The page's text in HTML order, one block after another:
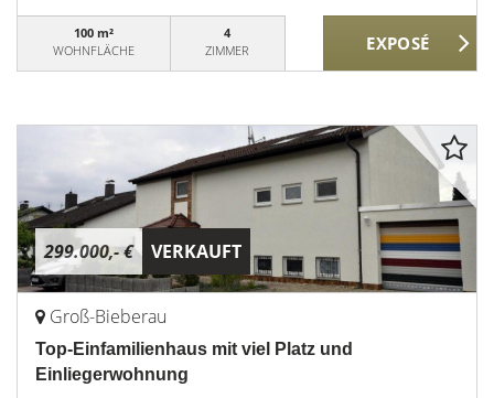
100 m²
WOHNFLÄCHE
4
ZIMMER
299.000,- € VERKAUFT
Groß-Bieberau
Top-Einfamilienhaus mit viel Platz und
Einliegerwohnung